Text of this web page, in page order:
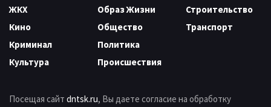
ЖКХ
Кино
Криминал
Культура
Образ Жизни
Общество
Политика
Происшествия
Строительство
Транспорт
Посещая сайт dntsk.ru, Вы даете согласие на обработку